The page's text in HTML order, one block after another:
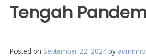
Tengah
Posted on September 22, 2024 by